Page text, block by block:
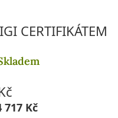
CERTIFIKÁTEM
717 Kč